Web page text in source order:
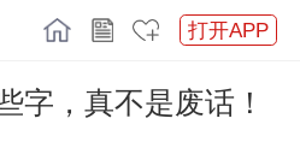
打开APP
字，真不是废话！